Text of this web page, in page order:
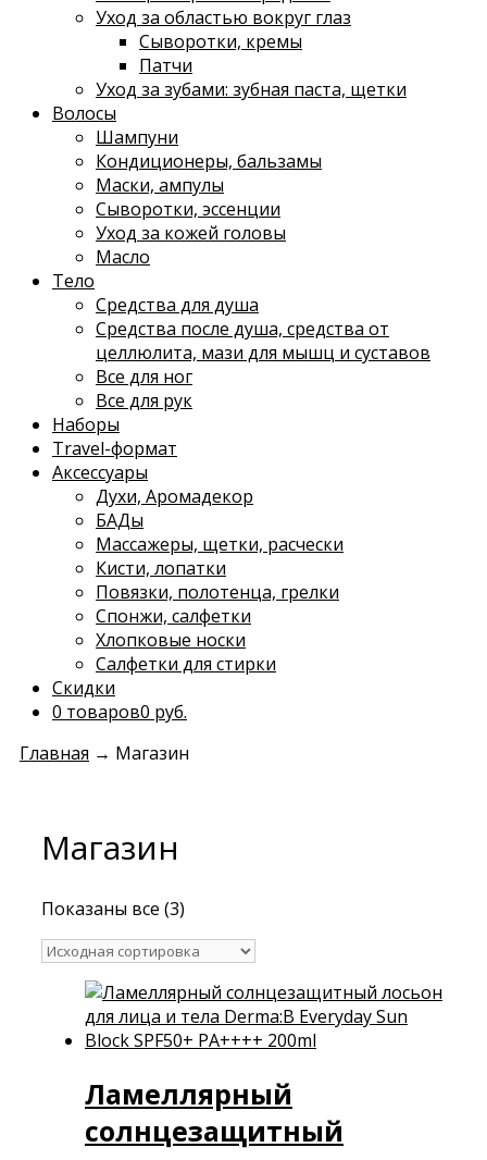
Уход за областью вокруг глаз
Сыворотки, кремы
Патчи
Уход за зубами: зубная паста, щетки
Волосы
Шампуни
Кондиционеры, бальзамы
Маски, ампулы
Сыворотки, эссенции
Уход за кожей головы
Масло
Тело
Средства для душа
Средства после душа, средства от
целлюлита, мази для мышц и суставов
Все для ног
Все для рук
Наборы
Travel-формат
Аксессуары
Духи, Аромадекор
БАДы
Массажеры, щетки, расчески
Кисти, лопатки
Повязки, полотенца, грелки
Спонжи, салфетки
Хлопковые носки
Салфетки для стирки
Скидки
0 товаров0 руб.
Главная → Магазин
Магазин
Показаны все (3)
Ламеллярный
солнцезащитный